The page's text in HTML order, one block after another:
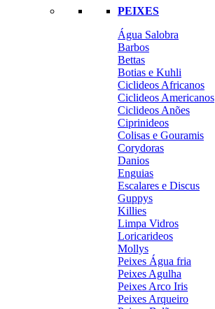
PEIXES
Água Salobra
Barbos
Bettas
Botias e Kuhli
Ciclideos Africanos
Ciclideos Americanos
Ciclideos Anões
Ciprinideos
Colisas e Gouramis
Corydoras
Danios
Enguias
Escalares e Discus
Guppys
Killies
Limpa Vidros
Loricarideos
Mollys
Peixes Água fria
Peixes Agulha
Peixes Arco Iris
Peixes Arqueiro